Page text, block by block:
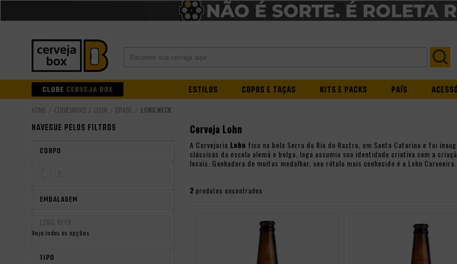
CLUBE CERVEJA BOX ESTILOS COPOS E TAÇAS KITS E PACKS PAÍS
CERVEJARIAS LOHN BRASIL LONG NECK
NAVEGUE PELOS FILTROS
CORPO
2
EMBALAGEM
LONG NECK
Veja todas as opções
TIPO
Cerveja Lohn
A Cervejaria Lohn fica na bela Serra do Rio do Rastro, em Santa Catarina e foi
clássicas da escola alemã e belga, logo assumiu sua identidade criativa com a
locais. Ganhadora de muitas medalhar, seu rótulo mais conhecido é a Lohn Carvoeira.
2 produtos encontrados